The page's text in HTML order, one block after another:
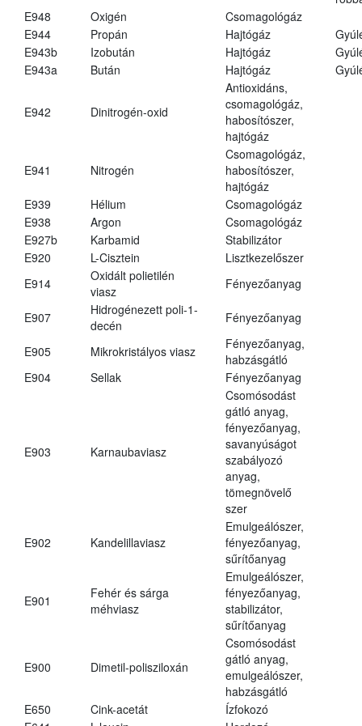
E948
Oxigén
Csomagológáz
E944
Propán Hajtógáz
E943b
Izobután Hajtógáz
E943a
Bután Hajtógáz
E942 Dinitrogén-oxid
Antioxidáns,
csomagológáz,
habosítószer,
hajtógáz
E941 Nitrogén
Csomagológáz,
habosítószer,
hajtógáz
E939
Hélium
Csomagológáz
E938
Argon
Csomagológáz
E927b
Karbamid
Stabilizátor
E920
L-Cisztein
Lisztkezelőszer
E914
Oxidált polietilén
viasz
Fényezőanyag
E907
Hidrogénezett poli-1-
decén
Fényezőanyag
E905 Mikrokristályos viasz
Fényezőanyag,
habzásgátló
E904
Sellak Fényezőanyag
E903 Karnaubaviasz
Csomósodást
gátló anyag,
fényezőanyag,
savanyúságot
szabályozó
anyag,
tömegnövelő
szer
E902 Kandelillaviasz
Emulgeálószer,
fényezőanyag,
sűrítőanyag
E901
Fehér és sárga
méhviasz
Emulgeálószer,
fényezőanyag,
stabilizátor,
sűrítőanyag
E900 Dimetil-polisziloxán
Csomósodást
gátló anyag,
emulgeálószer,
habzásgátló
E650
Cink-acetát
Ízfokozó